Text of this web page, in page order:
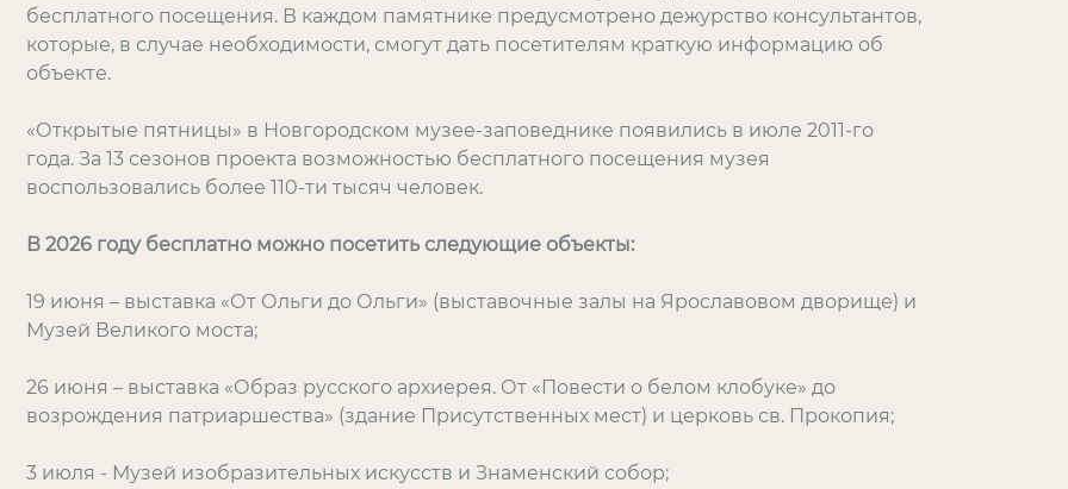
бесплатного посещения. В каждом памятнике предусмотрено дежурство консультантов,
которые, в случае необходимости, смогут дать посетителям краткую информацию об
объекте.
«Открытые пятницы» в Новгородском музее-заповеднике появились в июле 2011-го
года. За 13 сезонов проекта возможностью бесплатного посещения музея
воспользовались более 110-ти тысяч человек.
В 2026 году бесплатно можно посетить следующие объекты:
19 июня – выставка «От Ольги до Ольги» (выставочные залы на Ярославовом дворище) и
Музей Великого моста;
26 июня – выставка «Образ русского архиерея. От «Повести о белом клобуке» до
возрождения патриаршества» (здание Присутственных мест) и церковь св. Прокопия;
3 июля - Музей изобразительных искусств и Знаменский собор;